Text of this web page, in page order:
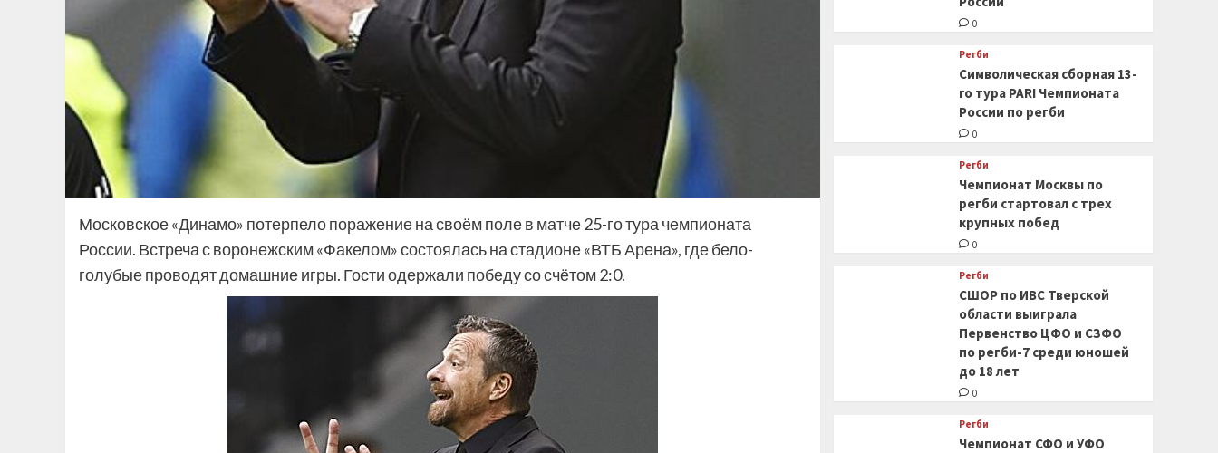
Московское «Динамо» потерпело поражение на своём поле в матче 25-го тура чемпионата
России. Встреча с воронежским «Факелом» состоялась на стадионе «ВТБ Арена», где бело-
голубые проводят домашние игры. Гости одержали победу со счётом 2:0.
0
Регби
Символическая сборная 13-
го тура PARI Чемпионата
России по регби
0
Регби
Чемпионат Москвы по
регби стартовал с трех
крупных побед
0
Регби
СШОР по ИВС Тверской
области выиграла
Первенство ЦФО и СЗФО
по регби-7 среди юношей
до 18 лет
0
Регби
Чемпионат СФО и УФО